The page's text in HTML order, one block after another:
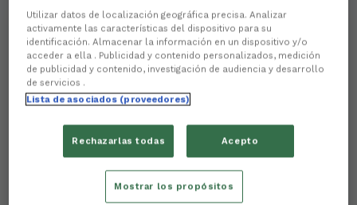
Utilizar datos de localización geográfica precisa. Analizar
activamente las características del dispositivo para su
identificación. Almacenar la información en un dispositivo y/o
acceder a ella . Publicidad y contenido personalizados, medición
de publicidad y contenido, investigación de audiencia y desarrollo
de servicios .
Lista de asociados (proveedores)
Rechazarlas todas Acepto
Mostrar los propósitos